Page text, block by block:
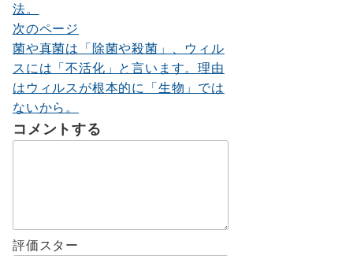
ビ
ゲ
ー
シ
ョ
ン
法。
次のページ
菌や真菌は「除菌や殺菌」、ウィル
スには「不活化」と言います。理由
はウィルスが根本的に「生物」では
ないから。
コメントする
評価スター